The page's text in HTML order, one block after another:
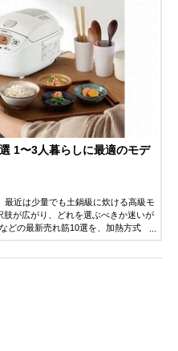
1〜3人暮らしに最適のモデ
最近は少量でも土鍋級に炊ける高級モ
が広がり、どれを選ぶべきか迷いが
どの最新売れ筋10選を、加熱方式